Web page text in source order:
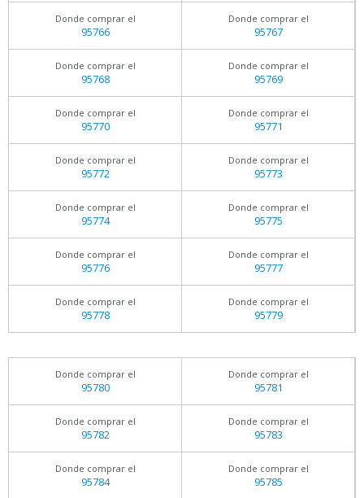
Donde comprar el
95766
Donde comprar el
95767
Donde comprar el
95768
Donde comprar el
95769
Donde comprar el
95770
Donde comprar el
95771
Donde comprar el
95772
Donde comprar el
95773
Donde comprar el
95774
Donde comprar el
95775
Donde comprar el
95776
Donde comprar el
95777
Donde comprar el
95778
Donde comprar el
95779
Donde comprar el
95780
Donde comprar el
95781
Donde comprar el
95782
Donde comprar el
95783
Donde comprar el
95784
Donde comprar el
95785